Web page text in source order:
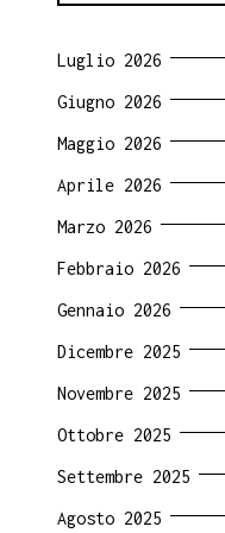
Luglio 2026
Giugno 2026
Maggio 2026
Aprile 2026
Marzo 2026
Febbraio 2026
Gennaio 2026
Dicembre 2025
Novembre 2025
Ottobre 2025
Settembre 2025
Agosto 2025